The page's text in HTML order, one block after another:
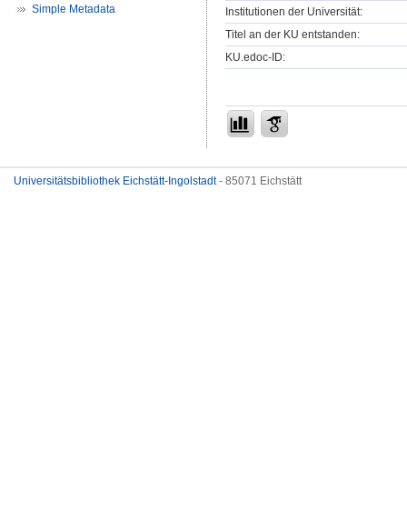
Simple Metadata
Institutionen der Universität:
Titel an der KU entstanden:
KU.edoc-ID:
Universitätsbibliothek Eichstätt-Ingolstadt- 85071 Eichstätt